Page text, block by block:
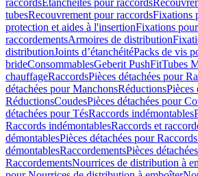
raccordsÉtanchéités pour raccords
tubesRecouvrement pour raccordsFixations
protection et aides à l'insertionFixations pour
raccordementsArmoires de distribution
distributionJoints d’étanchéitéPacks de vis
brideConsommablesGeberit PushFitTubes
chauffageRaccordsPièces détachées pour
détachées pour ManchonsRéductionsPièces
RéductionsCoudesPièces détachées pour
détachées pour TésRaccords indémontables
Raccords indémontablesRaccords et
démontablesPièces détachées pour
démontablesRaccordementsPièces
RaccordementsNourrices de distribution à